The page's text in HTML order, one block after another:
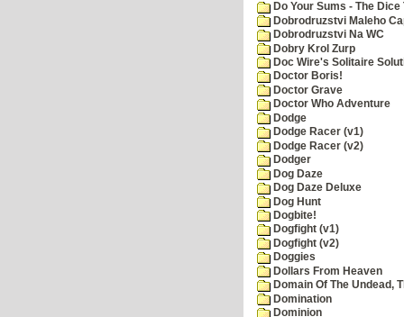
Do Your Sums - The
Dobrodruzstvi Maleho
Dobrodruzstvi Na WC
Dobry Krol Zurp
Doc Wire's Solitaire
Doctor Boris!
Doctor Grave
Doctor Who Adventure
Dodge
Dodge Racer (v1)
Dodge Racer (v2)
Dodger
Dog Daze
Dog Daze Deluxe
Dog Hunt
Dogbite!
Dogfight (v1)
Dogfight (v2)
Doggies
Dollars From Heaven
Domain Of The Undead,
Domination
Dominion